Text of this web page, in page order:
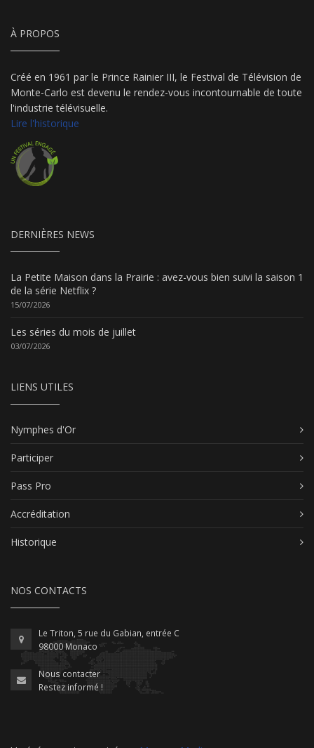
À PROPOS
Créé en 1961 par le Prince Rainier III, le Festival de Télévision de
Monte-Carlo est devenu le rendez-vous incontournable de toute
l'industrie télévisuelle.
Lire l'historique
DERNIÈRES NEWS
La Petite Maison dans la Prairie : avez-vous bien suivi la saison 1
de la série Netflix ?
15/07/2026
Les séries du mois de juillet
03/07/2026
LIENS UTILES
Nymphes d'Or
Participer
Pass Pro
Accréditation
Historique
NOS CONTACTS
Le Triton, 5 rue du Gabian, entrée C
98000 Monaco
Nous contacter
Restez informé !